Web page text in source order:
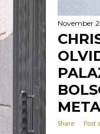
November
Share Post